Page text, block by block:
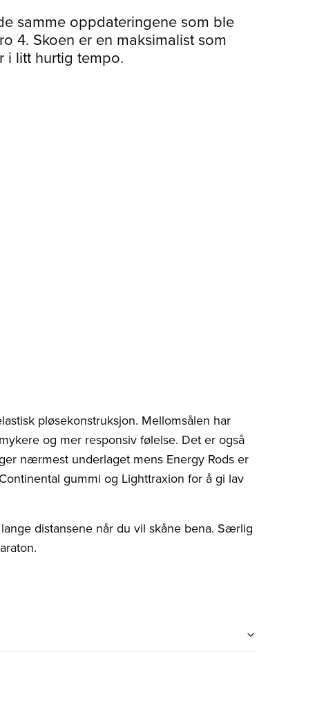
samme oppdateringene som ble
4. Skoen er en maksimalist som
i litt hurtig tempo.
pløsekonstruksjon. Mellomsålen har
og mer responsiv følelse. Det er også
nærmest underlaget mens Energy Rods er
gummi og Lighttraxion for å gi lav
distansene når du vil skåne bena. Særlig